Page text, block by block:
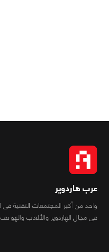
عرب هاردوير
واحد من أكبر المجتمعات التقنية
فى مجال الهاردوير والألعاب والهواتف